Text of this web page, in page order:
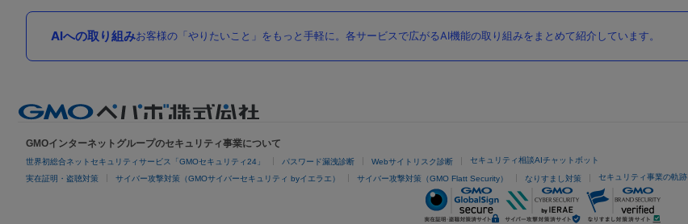
AIへの取り組みお客様の「やりたいこと」をもっと手軽に。各サービスで広がるAI機能の取り組みをまとめて紹介しています。
GMOインターネットグループのセキュリティ事業について
世界初総合ネットセキュリティサービス「GMOセキュリティ24」 パスワード漏洩診断 Webサイトリスク診断 セキュリティ相談AIチャットボット
実在証明・盗聴対策 サイバー攻撃対策（GMOサイバーセキュリティ byイエラエ） サイバー攻撃対策（GMO Flatt Security） なりすまし対策 セキュリティ事業の軌跡